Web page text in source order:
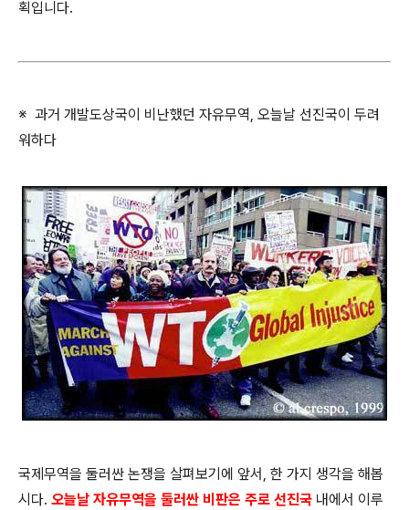
획입니다.
※ 과거 개발도상국이 비난했던 자유무역, 오늘날 선진국이 두려
워하다
국제무역을 둘러싼 논쟁을 살펴보기에 앞서, 한 가지 생각을 해봅
시다. 오늘날 자유무역을 둘러싼 비판은 주로 선진국 내에서 이루